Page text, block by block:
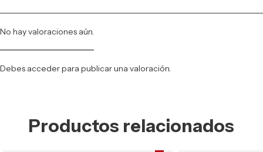
No hay valoraciones aún.
Debes accederpara publicar una valoración.
Productos relacionados